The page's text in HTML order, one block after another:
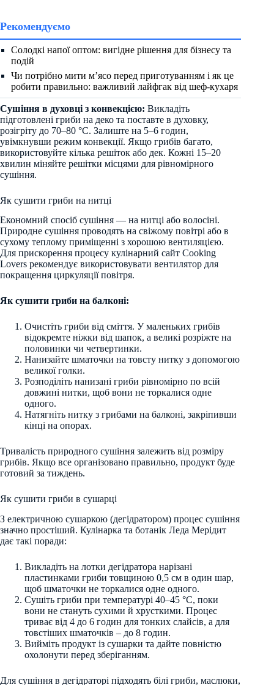
Рекомендуємо
Солодкі напої оптом: вигідне рішення для бізнесу та
подій
Чи потрібно мити м’ясо перед приготуванням і як це
робити правильно: важливий лайфгак від шеф-кухаря
Сушіння в духовці з конвекцією: Викладіть
підготовлені гриби на деко та поставте в духовку,
розігріту до 70–80 °C. Залиште на 5–6 годин,
увімкнувши режим конвекції. Якщо грибів багато,
використовуйте кілька решіток або дек. Кожні 15–20
хвилин міняйте решітки місцями для рівномірного
сушіння.
Як сушити гриби на нитці
Економний спосіб сушіння — на нитці або волосіні.
Природне сушіння проводять на свіжому повітрі або в
сухому теплому приміщенні з хорошою вентиляцією.
Для прискорення процесу кулінарний сайт Cooking
Lovers рекомендує використовувати вентилятор для
покращення циркуляції повітря.
Як сушити гриби на балконі:
Очистіть гриби від сміття. У маленьких грибів
відокремте ніжки від шапок, а великі розріжте на
половинки чи четвертинки.
Нанизайте шматочки на товсту нитку з допомогою
великої голки.
Розподіліть нанизані гриби рівномірно по всій
довжині нитки, щоб вони не торкалися одне
одного.
Натягніть нитку з грибами на балконі, закріпивши
кінці на опорах.
Тривалість природного сушіння залежить від розміру
грибів. Якщо все організовано правильно, продукт буде
готовий за тиждень.
Як сушити гриби в сушарці
З електричною сушаркою (дегідратором) процес сушіння
значно простіший. Кулінарка та ботанік Леда Мерідит
дає такі поради:
Викладіть на лотки дегідратора нарізані
пластинками гриби товщиною 0,5 см в один шар,
щоб шматочки не торкалися одне одного.
Сушіть гриби при температурі 40–45 °С, поки
вони не стануть сухими й хрусткими. Процес
триває від 4 до 6 годин для тонких слайсів, а для
товстіших шматочків – до 8 годин.
Вийміть продукт із сушарки та дайте повністю
охолонути перед зберіганням.
Для сушіння в дегідраторі підходять білі гриби, маслюки,